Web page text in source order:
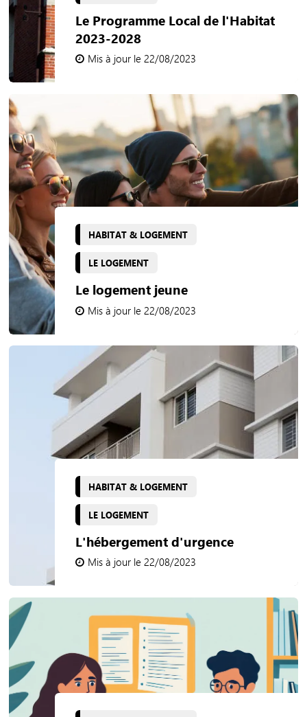
Le Programme Local de l'Habitat
2023-2028
Mis à jour le 22/08/2023
HABITAT & LOGEMENT
LE LOGEMENT
Le logement jeune
Mis à jour le 22/08/2023
HABITAT & LOGEMENT
LE LOGEMENT
L'hébergement d'urgence
Mis à jour le 22/08/2023